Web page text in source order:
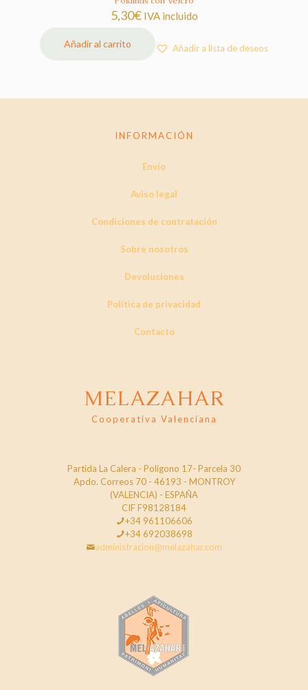
5,30€ IVA incluido
Añadir al carrito Añadir a lista de deseos
INFORMACIÓN
Envío
Aviso legal
Condiciones de contratación
Sobre nosotros
Devoluciones
Política de privacidad
Contacto
MELAZAHAR
Cooperativa Valenciana
Partida La Calera - Poligono 17- Parcela 30
Apdo. Correos 70 - 46193 - MONTROY
(VALENCIA) - ESPAÑA
CIF F98128184
+34 961106606
+34 692038698
administracion@melazahar.com